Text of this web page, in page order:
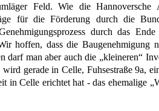
Feld. Wie die Hannoversche
für die Förderung durch die
durch das
hoffen, dass die Baugenehmigung
darf man aber auch die „kleineren“
wird gerade in Celle, Fuhsestraße 9a,
in Celle erichtet hat - das ehemalige